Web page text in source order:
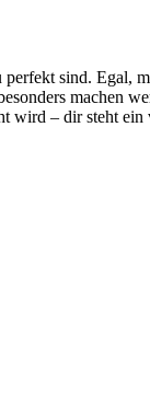
sind. Egal,
machen
wird – dir steht